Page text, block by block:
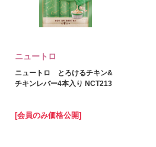
ニュートロ
ニュートロ とろけるチキン&
チキンレバー4本入り NCT213
[会員のみ価格公開]